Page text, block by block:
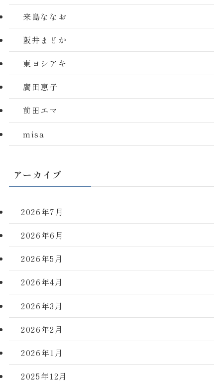
来島ななお
阪井まどか
東ヨシアキ
廣田恵子
前田エマ
misa
アーカイブ
2026年7月
2026年6月
2026年5月
2026年4月
2026年3月
2026年2月
2026年1月
2025年12月